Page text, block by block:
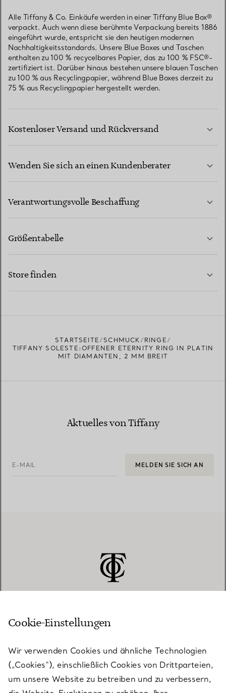
Alle Tiffany & Co. Einkäufe werden in einer Tiffany Blue Box®
verpackt. Auch wenn diese berühmte Verpackung bereits 1886
eingeführt wurde, entspricht sie den heutigen modernen
Nachhaltigkeitsstandards. Unsere Blue Boxes und Taschen
enthalten zu 100 % recycelbares Papier, das zu 100 % FSC®-
zertifiziert ist. Darüber hinaus bestehen unsere blauen Taschen
zu 100 % aus Recyclingpapier, während Blue Boxes derzeit zu
75 % aus Recyclingpapier hergestellt werden.
Kostenloser Versand und Rückversand
Wenden Sie sich an einen Kundenberater
Verantwortungsvolle Beschaffung
Größentabelle
Store finden
STARTSEITE SCHMUCK
RINGE
TIFFANY SOLESTE:OFFENER ETERNITY RING IN PLATIN
MIT DIAMANTEN, 2 MM BREIT
Aktuelles von Tiffany
E-MAIL MELDEN SIE SICH AN
KUNDENSERVICE
SERVICES
Cookie-Einstellungen
Wir verwenden Cookies und ähnliche Technologien
(„Cookies“), einschließlich Cookies von Drittparteien,
um unsere Website zu betreiben und zu verbessern,